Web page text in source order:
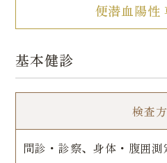
便潜血陽性
基本健診
検査
問診・診察、身体・腹囲測